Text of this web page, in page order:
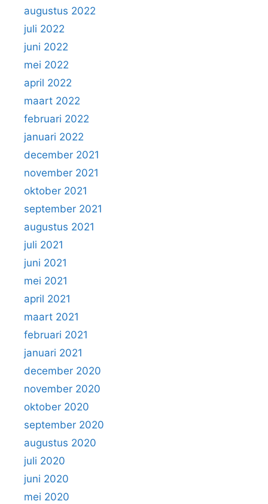
augustus 2022
juli 2022
juni 2022
mei 2022
april 2022
maart 2022
februari 2022
januari 2022
december 2021
november 2021
oktober 2021
september 2021
augustus 2021
juli 2021
juni 2021
mei 2021
april 2021
maart 2021
februari 2021
januari 2021
december 2020
november 2020
oktober 2020
september 2020
augustus 2020
juli 2020
juni 2020
mei 2020